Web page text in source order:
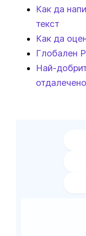
Как да
текст
Как да
Глобален
Най-
отдалечено